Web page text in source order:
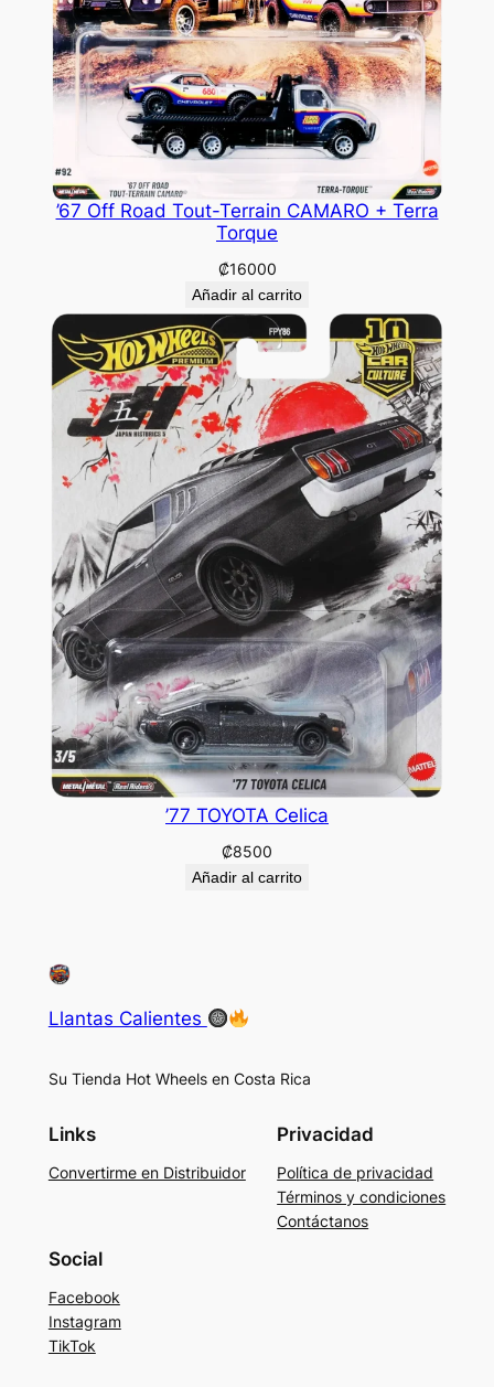
’67 Off Road Tout-Terrain CAMARO + Terra
Torque
₡16000
Añadir al carrito
’77 TOYOTA Celica
₡8500
Añadir al carrito
Llantas Calientes
Su Tienda Hot Wheels en Costa Rica
Links
Convertirme en Distribuidor
Privacidad
Política de privacidad
Términos y condiciones
Contáctanos
Social
Facebook
Instagram
TikTok